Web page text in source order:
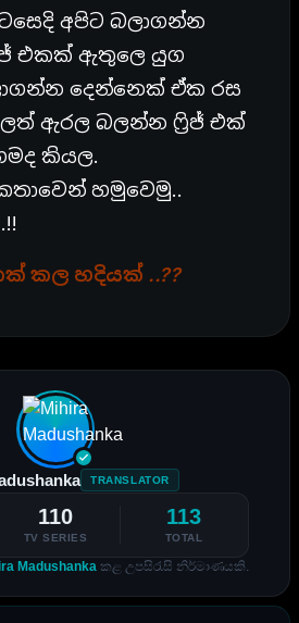
අපිට බලාගන්න
එකක් ඇතුලෙ යුග
දෙන්නෙක් ඒක රස
ඇරල බලන්න ෆ්‍රිජ් එක්
කියල.
හමුවෙමු..
කල හදියක් ..??
TRANSLATOR
110
TV SERIES
113
TOTAL
Madushanka කළ උපසිරැසි නිර්මාණයකි.